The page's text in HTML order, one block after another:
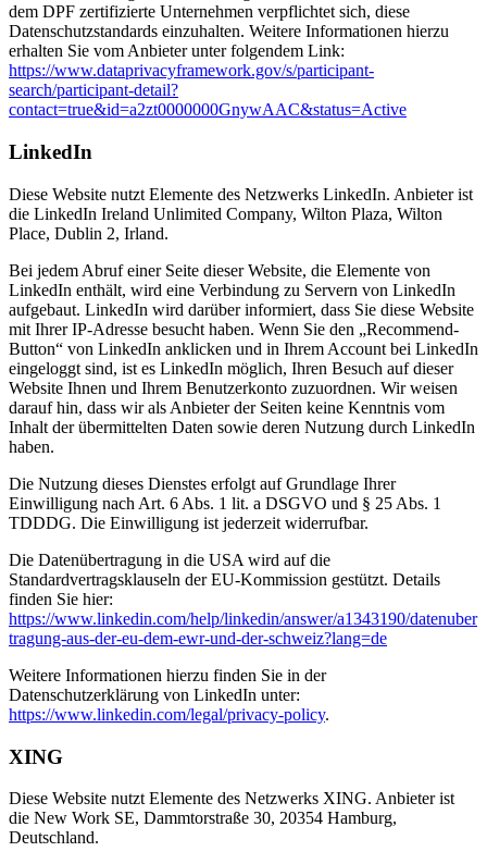
dem DPF zertifizierte Unternehmen verpflichtet sich, diese
Datenschutzstandards einzuhalten. Weitere Informationen hierzu
erhalten Sie vom Anbieter unter folgendem Link:
https://www.dataprivacyframework.gov/s/participant-
search/participant-detail?
contact=true&id=a2zt0000000GnywAAC&status=Active
LinkedIn
Diese Website nutzt Elemente des Netzwerks LinkedIn. Anbieter ist
die LinkedIn Ireland Unlimited Company, Wilton Plaza, Wilton
Place, Dublin 2, Irland.
Bei jedem Abruf einer Seite dieser Website, die Elemente von
LinkedIn enthält, wird eine Verbindung zu Servern von LinkedIn
aufgebaut. LinkedIn wird darüber informiert, dass Sie diese Website
mit Ihrer IP-Adresse besucht haben. Wenn Sie den „Recommend-
Button“ von LinkedIn anklicken und in Ihrem Account bei LinkedIn
eingeloggt sind, ist es LinkedIn möglich, Ihren Besuch auf dieser
Website Ihnen und Ihrem Benutzerkonto zuzuordnen. Wir weisen
darauf hin, dass wir als Anbieter der Seiten keine Kenntnis vom
Inhalt der übermittelten Daten sowie deren Nutzung durch LinkedIn
haben.
Die Nutzung dieses Dienstes erfolgt auf Grundlage Ihrer
Einwilligung nach Art. 6 Abs. 1 lit. a DSGVO und § 25 Abs. 1
TDDDG. Die Einwilligung ist jederzeit widerrufbar.
Die Datenübertragung in die USA wird auf die
Standardvertragsklauseln der EU-Kommission gestützt. Details
finden Sie hier:
https://www.linkedin.com/help/linkedin/answer/a1343190/datenuber
tragung-aus-der-eu-dem-ewr-und-der-schweiz?lang=de
Weitere Informationen hierzu finden Sie in der
Datenschutzerklärung von LinkedIn unter:
https://www.linkedin.com/legal/privacy-policy.
XING
Diese Website nutzt Elemente des Netzwerks XING. Anbieter ist
die New Work SE, Dammtorstraße 30, 20354 Hamburg,
Deutschland.